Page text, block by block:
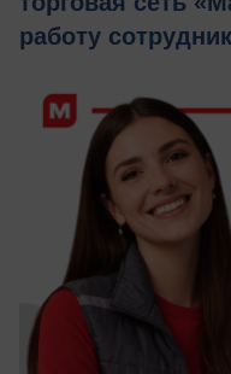
работу